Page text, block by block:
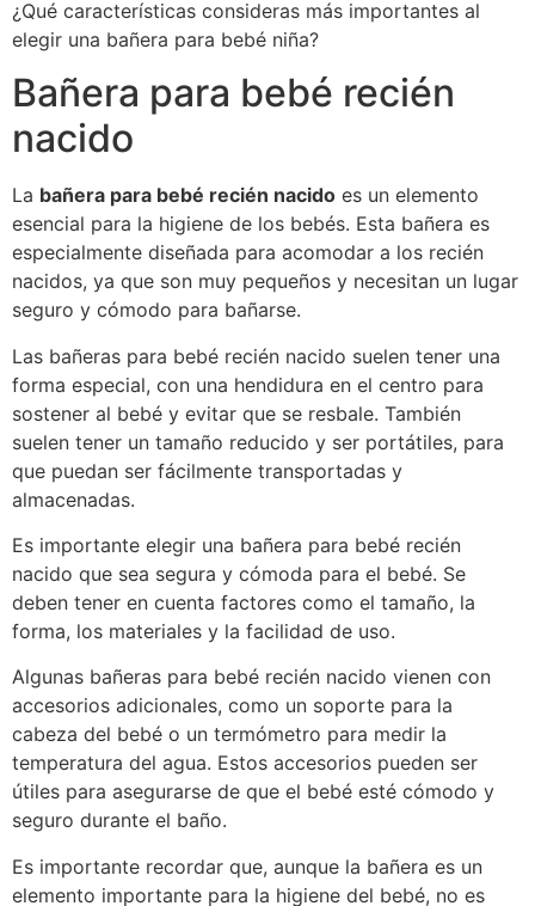
¿Qué características consideras más importantes al
elegir una bañera para bebé niña?
Bañera para bebé recién
nacido
La bañera para bebé recién nacido es un elemento
esencial para la higiene de los bebés. Esta bañera es
especialmente diseñada para acomodar a los recién
nacidos, ya que son muy pequeños y necesitan un lugar
seguro y cómodo para bañarse.
Las bañeras para bebé recién nacido suelen tener una
forma especial, con una hendidura en el centro para
sostener al bebé y evitar que se resbale. También
suelen tener un tamaño reducido y ser portátiles, para
que puedan ser fácilmente transportadas y
almacenadas.
Es importante elegir una bañera para bebé recién
nacido que sea segura y cómoda para el bebé. Se
deben tener en cuenta factores como el tamaño, la
forma, los materiales y la facilidad de uso.
Algunas bañeras para bebé recién nacido vienen con
accesorios adicionales, como un soporte para la
cabeza del bebé o un termómetro para medir la
temperatura del agua. Estos accesorios pueden ser
útiles para asegurarse de que el bebé esté cómodo y
seguro durante el baño.
Es importante recordar que, aunque la bañera es un
elemento importante para la higiene del bebé, no es